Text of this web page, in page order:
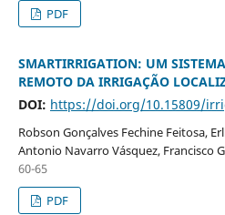
PDF
SMARTIRRIGATION: UM
REMOTO DA IRRIGAÇÃO
DOI: https://doi.org/10.15809/
Robson Gonçalves Fechine Feitosa,
Antonio Navarro Vásquez, Francisco
60-65
PDF